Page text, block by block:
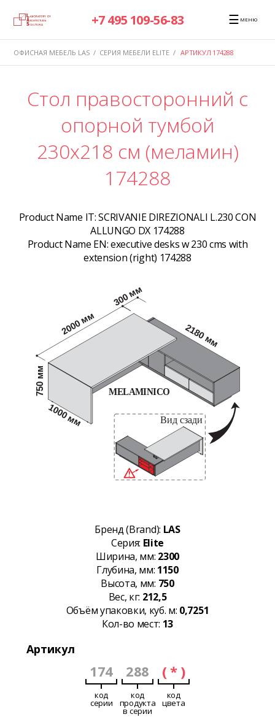
+7 495 109-56-83 ☰ МЕНЮ
ОФИСНАЯ МЕБЕЛЬ LAS / СЕРИЯ МЕБЕЛИ ELITE / АРТИКУЛ 174288
Стол правосторонний с
опорной тумбой
230x218 см (меламин)
174288
Product Name IT:SCRIVANIE DIREZIONALI L.230 CON
ALLUNGO DX 174288
Product Name EN:executive desks w 230 cms with
extension (right) 174288
Бренд (Brand): LAS
Серия: Elite
Ширина, мм: 2300
Глубина, мм: 1150
Высота, мм: 750
Вес, кг: 212,5
Объём упаковки, куб. м: 0,7251
Кол-во мест: 13
Артикул
174
код
серии
288
код
продукта
в серии
( * )
код
цвета